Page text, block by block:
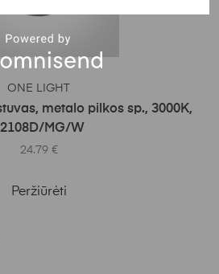
ONE LIGHT
metalo pilkos sp., 3000K,
MG/W
24.79 €
Peržiūrėti